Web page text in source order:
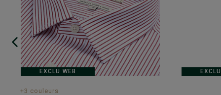
EXCLU WEB
+3 couleurs